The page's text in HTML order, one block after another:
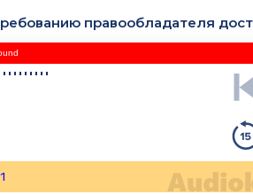
правообладателя